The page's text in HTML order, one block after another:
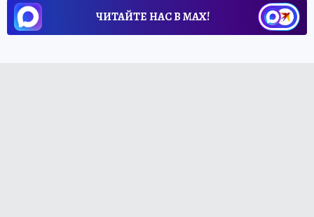
ЧИТАЙТЕ НАС В МАХ!